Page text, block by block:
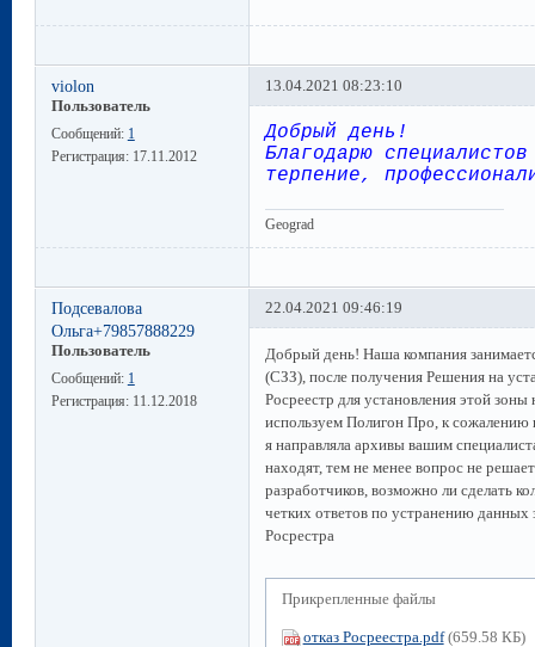
violon
Пользователь
Сообщений: 1
Регистрация: 17.11.2012
13.04.2021 08:23:10
Добрый день!
Благодарю
терпение,
Geograd
Подсевалова
Ольга+79857888229
Пользователь
Сообщений: 1
Регистрация: 11.12.2018
22.04.2021 09:46:19
Добрый день! Наша компания
(СЗЗ), после получения Решения на
Росреестр для установления этой
используем Полигон Про, к сожалению
я направляла архивы вашим
находят, тем не менее вопрос не
разработчиков, возможно ли сделать
четких ответов по устранению
Росрестра
Прикрепленные файлы
отказ Росреестра.pdf (659.58 КБ)